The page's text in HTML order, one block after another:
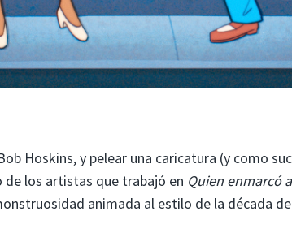
Hoskins, y pelear una caricatura (y como
los artistas que trabajó en Quien enmarcó
animada al estilo de la década